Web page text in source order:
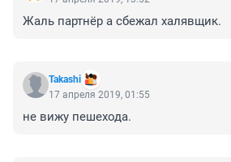
Жаль партнёр а сбежал халявщик.
Takashi
17 апреля 2019, 01:55
не вижу пешехода.